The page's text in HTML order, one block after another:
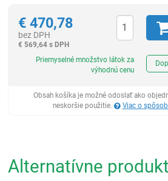
€ 470,78
bez DPH
€ 569,64 s DPH
Priemyselné množstvo látok za
výhodnú cenu
Obsah košíka je možné odoslať ako
neskoršie použitie.
Viac o
Alternatívne